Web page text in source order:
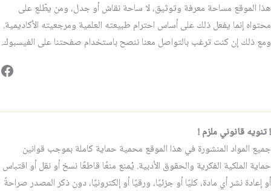
هذا الموقع مساحة معرفة وتوثيق، لا ساحة نقاش أو جدل، ومن يطّلع على
محتواه إنما يفعل ذلك على أساس احترام طبيعته العلمية ومرجعيته الأكاديمية.
ومع ذلك إن كنت ترغب بالتواصل معنا ننصح باستخدام صفحتنا على الفيسبوك.
! تنويه قانوني ملزم !
جميع المواد المنشورة في هذا الموقع محمية حماية كاملة بموجب قوانين
حماية الملكية الفكرية والحقوق الأدبية. يُمنع منعًا قاطعًا نسخ أو نقل أو اقتباس
أو إعادة نشر أي مادة، كليًا أو جزئيًا، ورقيًا أو إلكترونيًا، دون ذكر المصدر صراحةً